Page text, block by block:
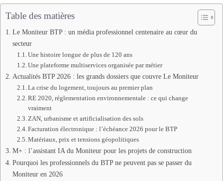
Table des matières
Le Moniteur BTP : un média professionnel centenaire au cœur du
secteur
Une histoire longue de plus de 120 ans
Une plateforme multiservices organisée par métier
Actualités BTP 2026 : les grands dossiers que couvre Le Moniteur
La crise du logement, toujours au premier plan
RE 2020, réglementation environnementale : ce qui change
vraiment
ZAN, urbanisme et artificialisation des sols
Facturation électronique : l’échéance 2026 pour le BTP
Matériaux, prix et tensions géopolitiques
M+ : l’assistant IA du Moniteur pour les projets de construction
Pourquoi les professionnels du BTP ne peuvent pas se passer du
Moniteur en 2026